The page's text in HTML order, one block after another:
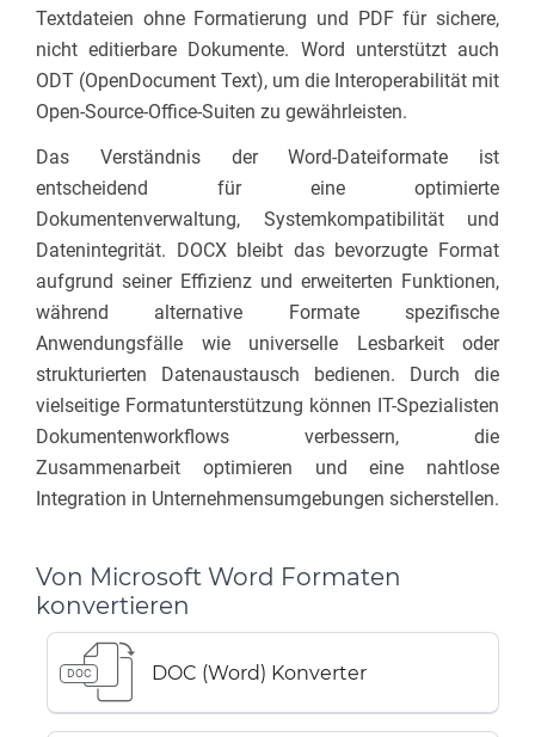
Textdateien ohne Formatierung und PDF für sichere,
nicht editierbare Dokumente. Word unterstützt auch
ODT (OpenDocument Text), um die Interoperabilität mit
Open-Source-Office-Suiten zu gewährleisten.
Das Verständnis der Word-Dateiformate ist
entscheidend für eine optimierte
Dokumentenverwaltung, Systemkompatibilität und
Datenintegrität. DOCX bleibt das bevorzugte Format
aufgrund seiner Effizienz und erweiterten Funktionen,
während alternative Formate spezifische
Anwendungsfälle wie universelle Lesbarkeit oder
strukturierten Datenaustausch bedienen. Durch die
vielseitige Formatunterstützung können IT-Spezialisten
Dokumentenworkflows verbessern, die
Zusammenarbeit optimieren und eine nahtlose
Integration in Unternehmensumgebungen sicherstellen.
Von Microsoft Word Formaten
konvertieren
DOC DOC (Word) Konverter